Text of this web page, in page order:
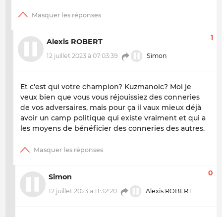
Alexis ROBERT
12 juillet 2023 à 07:03:39 Simon
1
Et c'est qui votre champion? Kuzmanoic? Moi je
veux bien que vous vous réjouissiez des conneries
de vos adversaires, mais pour ça il vaux mieux déjà
avoir un camp politique qui existe vraiment et qui a
les moyens de bénéficier des conneries des autres.
Simon
12 juillet 2023 à 11:32:20 Alexis ROBERT
0